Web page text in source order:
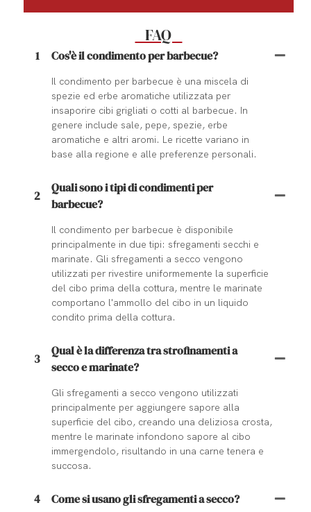
FAQ
1 Cos'è il condimento per barbecue?
Il condimento per barbecue è una miscela di
spezie ed erbe aromatiche utilizzata per
insaporire cibi grigliati o cotti al barbecue. In
genere include sale, pepe, spezie, erbe
aromatiche e altri aromi. Le ricette variano in
base alla regione e alle preferenze personali.
2
Quali sono i tipi di condimenti per
barbecue?
Il condimento per barbecue è disponibile
principalmente in due tipi: sfregamenti secchi e
marinate. Gli sfregamenti a secco vengono
utilizzati per rivestire uniformemente la superficie
del cibo prima della cottura, mentre le marinate
comportano l'ammollo del cibo in un liquido
condito prima della cottura.
3
Qual è la differenza tra strofinamenti a
secco e marinate?
Gli sfregamenti a secco vengono utilizzati
principalmente per aggiungere sapore alla
superficie del cibo, creando una deliziosa crosta,
mentre le marinate infondono sapore al cibo
immergendolo, risultando in una carne tenera e
succosa.
4 Come si usano gli sfregamenti a secco?